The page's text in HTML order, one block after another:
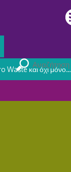
Waste και όχι μόνο…